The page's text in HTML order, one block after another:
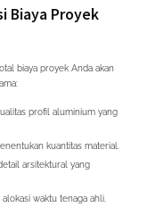
Biaya Proyek
biaya proyek Anda akan
profil aluminium yang
kuantitas material.
arsitektural yang
waktu tenaga ahli.